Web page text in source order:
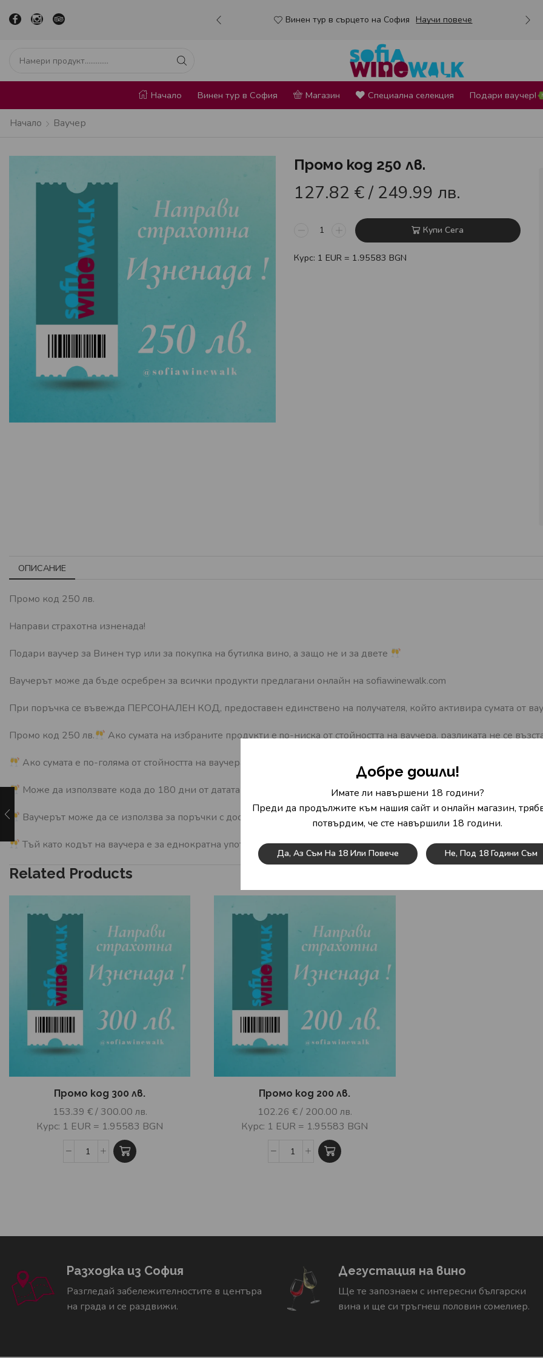
Добре дошли!
Имате ли навършени 18 години?
Преди да продължите към нашия сайт и онлайн магазин,
потвърдим, че сте навършили 18 години.
Да, Аз Съм На 18 Или Повече Не, Под 18 Години Съм
в сърцето на София Винен тур в сърцето на София Научи повече
Начало Винен тур в София Магазин Специална селекция Подари ваучер!
Начало Ваучер
Промо код 250 лв.
127.82 €/ 249.99 лв.
Купи Сега
Курс: 1 EUR = 1.95583 BGN
ОПИСАНИЕ
Промо код 250 лв.
Направи страхотна изненада!
Подари ваучер за Винен тур или за покупка на бутилка вино, а защо не и за двете
Ваучерът може да бъде осребрен за всички продукти предлагани онлайн на sofiawinewalk.com
При поръчка се въвежда ПЕРСОНАЛЕН КОД, предоставен единствено на получателя, който активира сумата от
Промо код 250 лв. Ако сумата на избраните продукти е no-ниска от стойността на ваучера, разликата не се
Ако сумата е по-голяма от стойността на ваучера, то разликата се доплаща. Ваучерът не може да бъде осребрен
Може да използвате кода до 180 дни от датата на получаването му. След изтичане на срока кодът се деактивира.
Ваучерът може да се използва за поръчки с доставка само на територията на България
Тъй като кодът на ваучера е за еднократна употреба, сумата от ваучера трябва да бъде използвана напълно.
Related Products
Промо код 300 лв.
153.39 €/ 300.00 лв.
Курс: 1 EUR = 1.95583 BGN
Промо код 200 лв.
102.26 €/ 200.00 лв.
Курс: 1 EUR = 1.95583 BGN
Разходка из София
Разгледай забележителностите в центъра
на града и се раздвижи.
Дегустация на вино
Ще те запознаем с интересни български
вина и ще си тръгнеш половин сомелиер.